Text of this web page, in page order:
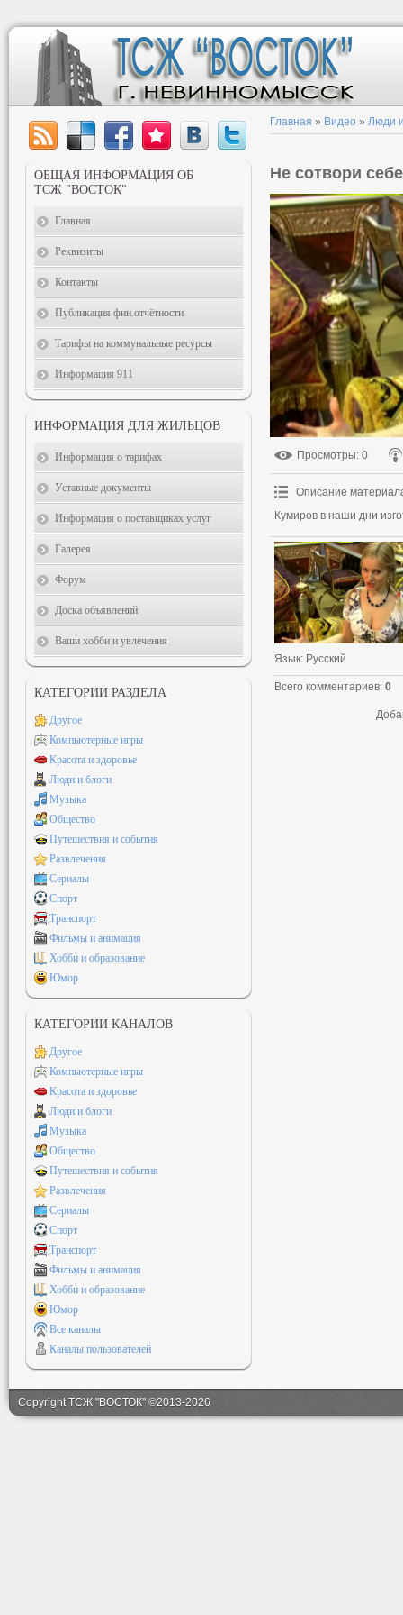
Главная » Видео » Люди
Не сотвори
Просмотры: 0
Описание
Кумиров в наши дни
Язык: Русский
Всего комментариев: 0
ОБЩАЯ ИНФОРМАЦИЯ ОБ
ТСЖ "ВОСТОК"
Главная
Реквизиты
Контакты
Публикация фин.отчётности
Тарифы на коммунальные ресурсы
Информация 911
ИНФОРМАЦИЯ ДЛЯ ЖИЛЬЦОВ
Информация о тарифах
Уставные документы
Информация о поставщиках услуг
Галерея
Форум
Доска объявлений
Ваши хобби и увлечения
КАТЕГОРИИ РАЗДЕЛА
Другое
Компьютерные игры
Красота и здоровье
Люди и блоги
Музыка
Общество
Путешествия и события
Развлечения
Сериалы
Спорт
Транспорт
Фильмы и анимация
Хобби и образование
Юмор
КАТЕГОРИИ КАНАЛОВ
Другое
Компьютерные игры
Красота и здоровье
Люди и блоги
Музыка
Общество
Путешествия и события
Развлечения
Сериалы
Спорт
Транспорт
Фильмы и анимация
Хобби и образование
Юмор
Все каналы
Каналы пользователей
Copyright ТСЖ "ВОСТОК" ©2013-2026